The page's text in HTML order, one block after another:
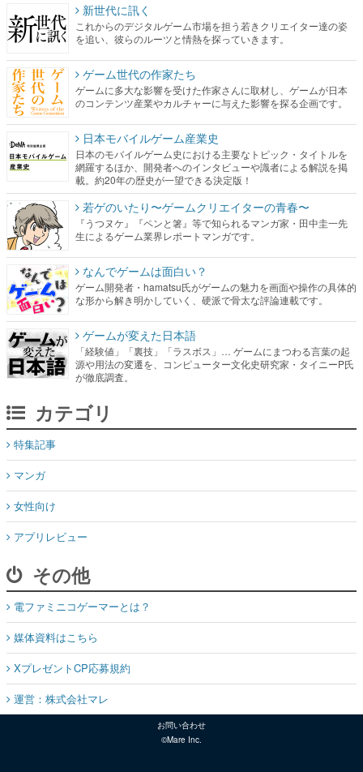
新世代に訊く
これからのデジタルゲーム市場を担う若きクリエイター達の姿
を追い、彼らのルーツと情熱を探っていきます。
ゲーム世代の作家たち
ゲームに多大な影響を受けた作家さんに取材し、ゲームが日本
のコンテンツ産業やカルチャーに与えた影響を探る企画です。
日本モバイルゲーム産業史
日本のモバイルゲーム史における主要なトピック・タイトルを
網羅するほか、開発者へのインタビューや識者による解説を掲
載。約20年の歴史が一望できる決定版！
若ゲのいたり〜ゲームクリエイターの青春〜
『うつヌケ』『ペンと箸』等で知られるマンガ家・田中圭一先
生によるゲーム業界レポートマンガです。
なんでゲームは面白い？
ゲーム開発者・hamatsu氏がゲームの魅力を画面や操作の具体的
な形から解き明かしていく、硬派で骨太な評論連載です。
ゲームが変えた日本語
「経験値」「裏技」「ラスボス」… ゲームにまつわる言葉の起
源や用法の変遷を、コンピューター文化史研究家・タイニーP氏
が徹底調査。
カテゴリ
特集記事
マンガ
女性向け
アプリレビュー
その他
電ファミニコゲーマーとは？
媒体資料はこちら
XプレゼントCP応募規約
運営：株式会社マレ
お問い合わせ
©Mare Inc.